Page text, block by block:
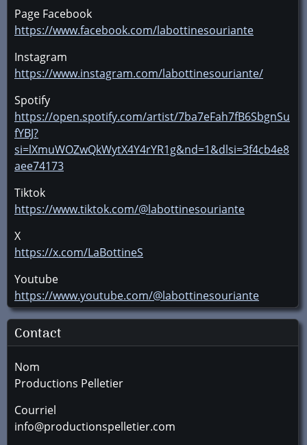
Page Facebook
https://www.facebook.com/labottinesouriante
Instagram
https://www.instagram.com/labottinesouriante/
Spotify
https://open.spotify.com/artist/7ba7eFah7fB6SbgnSu
fYBJ?
si=lXmuWOZwQkWytX4Y4rYR1g&nd=1&dlsi=3f4cb4e8
aee74173
Tiktok
https://www.tiktok.com/@labottinesouriante
X
https://x.com/LaBottineS
Youtube
https://www.youtube.com/@labottinesouriante
Contact
Nom
Productions Pelletier
Courriel
info@productionspelletier.com